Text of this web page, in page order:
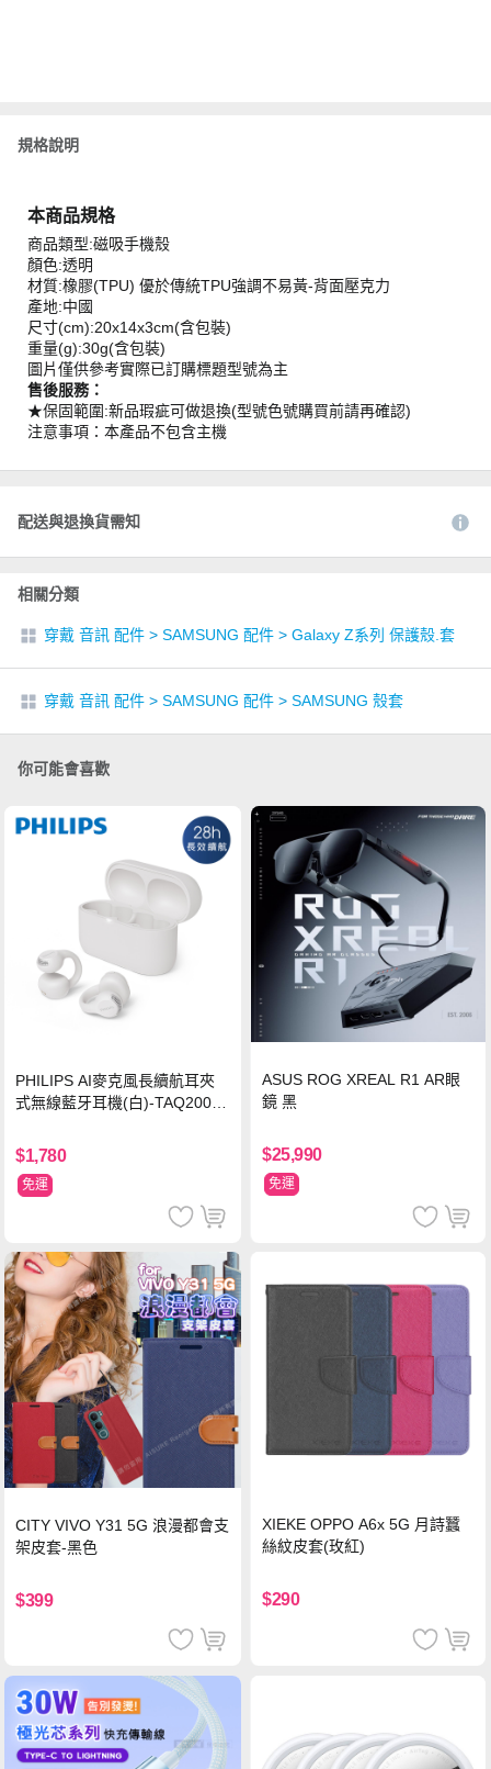
規格說明
本商品規格
商品類型:磁吸手機殼
顏色:透明
材質:橡膠(TPU) 優於傳統TPU強調不易黃-背面壓克力
產地:中國
尺寸(cm):20x14x3cm(含包裝)
重量(g):30g(含包裝)
圖片僅供參考實際已訂購標題型號為主
售後服務：
★保固範圍:新品瑕疵可做退換(型號色號購買前請再確認)
注意事項：本產品不包含主機
配送與退換貨需知
相關分類
穿戴 音訊 配件 > SAMSUNG 配件 > Galaxy Z系列 保護殼.套
穿戴 音訊 配件 > SAMSUNG 配件 > SAMSUNG 殼套
你可能會喜歡
PHILIPS AI麥克風長續航耳夾
式無線藍牙耳機(白)-TAQ2000
$1,780
免運
ASUS ROG XREAL R1 AR眼
鏡 黑
$25,990
免運
CITY VIVO Y31 5G 浪漫都會支
架皮套-黑色
$399
XIEKE OPPO A6x 5G 月詩蠶
絲紋皮套(玫紅)
$290